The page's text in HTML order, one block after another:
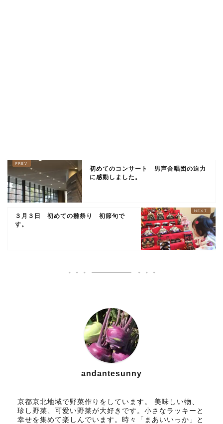
初めてのコンサート 男声合唱団の迫力
に感動しました。
３月３日 初めての雛祭り 初節句で
す。
andantesunny
京都京北地域で野菜作りをしています。 美味しい物、
珍し野菜、可愛い野菜が大好きです。小さなラッキーと
幸せを集めて楽しんでいます。時々「まあいいっか」と